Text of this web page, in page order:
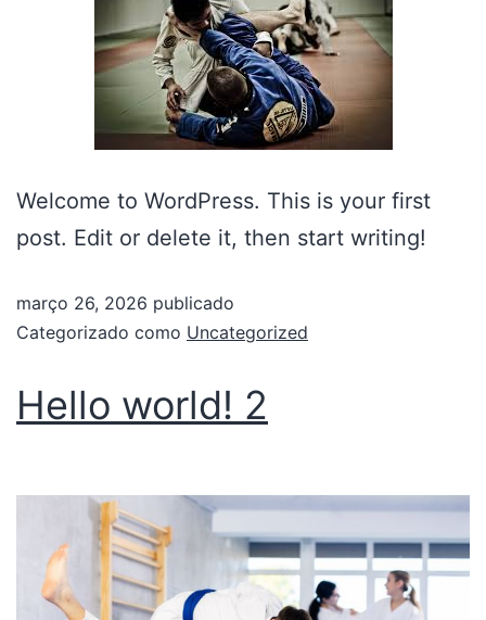
Welcome to WordPress. This is your first
post. Edit or delete it, then start writing!
março 26, 2026 publicado
Categorizado como Uncategorized
Hello world! 2